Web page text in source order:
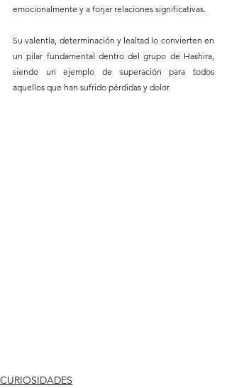
emocionalmente y a forjar relaciones significativas.
Su valentía, determinación y lealtad lo convierten en
un pilar fundamental dentro del grupo de Hashira,
siendo un ejemplo de superación para todos
aquellos que han sufrido pérdidas y dolor.
CURIOSIDADES